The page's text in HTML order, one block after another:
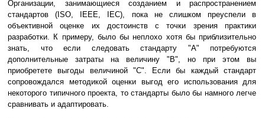
Организации, занимающиеся созданием и распространением
стандартов (ISO, IEEE, IEC), пока не слишком преуспели в
объективной оценке их достоинств с точки зрения практики
разработки. К примеру, было бы неплохо хотя бы приблизительно
знать, что если следовать стандарту "A" потребуются
дополнительные затраты на величину "B", но при этом вы
приобретете выгоды величиной "C". Если бы каждый стандарт
сопровождался методикой оценки выгод его использования для
некоторого типичного проекта, то стандарты было бы намного легче
сравнивать и адаптировать.